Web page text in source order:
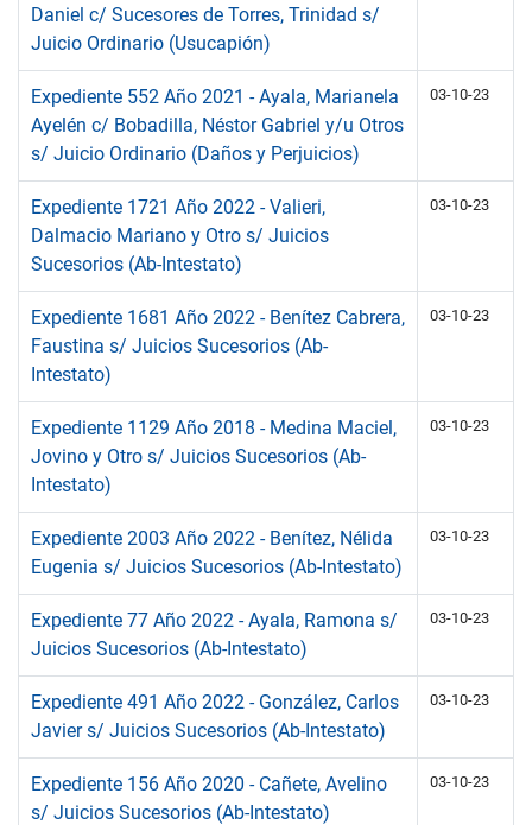
Daniel c/ Sucesores de Torres, Trinidad s/
Juicio Ordinario (Usucapión)
Expediente 552 Año 2021 - Ayala, Marianela
Ayelén c/ Bobadilla, Néstor Gabriel y/u Otros
s/ Juicio Ordinario (Daños y Perjuicios)
03-10-23
Expediente 1721 Año 2022 - Valieri,
Dalmacio Mariano y Otro s/ Juicios
Sucesorios (Ab-Intestato)
03-10-23
Expediente 1681 Año 2022 - Benítez Cabrera,
Faustina s/ Juicios Sucesorios (Ab-
Intestato)
03-10-23
Expediente 1129 Año 2018 - Medina Maciel,
Jovino y Otro s/ Juicios Sucesorios (Ab-
Intestato)
03-10-23
Expediente 2003 Año 2022 - Benítez, Nélida
Eugenia s/ Juicios Sucesorios (Ab-Intestato)
03-10-23
Expediente 77 Año 2022 - Ayala, Ramona s/
Juicios Sucesorios (Ab-Intestato)
03-10-23
Expediente 491 Año 2022 - González, Carlos
Javier s/ Juicios Sucesorios (Ab-Intestato)
03-10-23
Expediente 156 Año 2020 - Cañete, Avelino
s/ Juicios Sucesorios (Ab-Intestato)
03-10-23